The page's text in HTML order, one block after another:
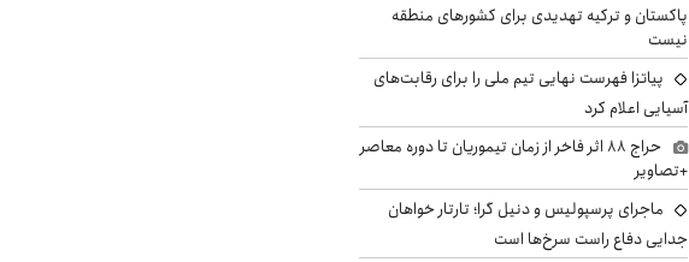
پاکستان و ترکیه تهدیدی برای کشورهای منطقه
نیست
پیاتزا فهرست نهایی تیم ملی را برای رقابت‌های
آسیایی اعلام کرد
حراج ۸۸ اثر فاخر از زمان تیموریان تا دوره معاصر
+تصاویر
ماجرای پرسپولیس و دنیل گرا؛ تارتار خواهان
جدایی دفاع راست سرخ‌ها است